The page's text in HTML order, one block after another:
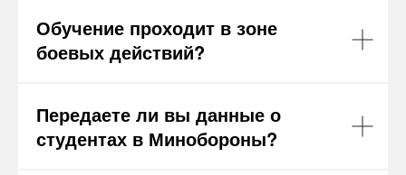
Обучение проходит в зоне
боевых действий?
Передаете ли вы данные о
студентах в Минобороны?